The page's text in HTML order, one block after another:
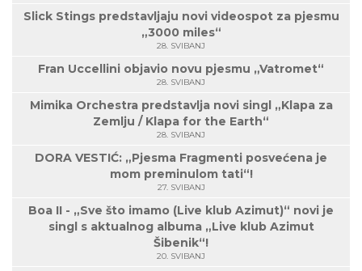
Slick Stings predstavljaju novi videospot za pjesmu
„3000 miles“
28. SVIBANJ
Fran Uccellini objavio novu pjesmu „Vatromet“
28. SVIBANJ
Mimika Orchestra predstavlja novi singl „Klapa za
Zemlju / Klapa for the Earth“
28. SVIBANJ
DORA VESTIĆ: „Pjesma Fragmenti posvećena je
mom preminulom tati“!
27. SVIBANJ
Boa II - „Sve što imamo (Live klub Azimut)“ novi je
singl s aktualnog albuma „Live klub Azimut
Šibenik“!
20. SVIBANJ